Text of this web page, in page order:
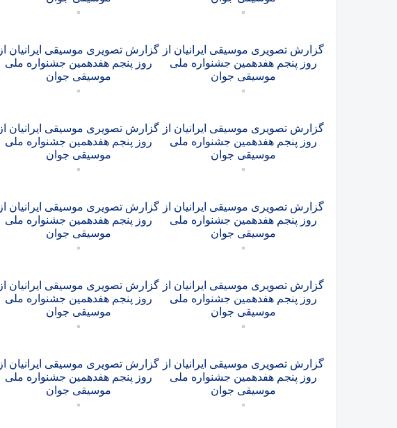
گزارش تصویری موسیقی ایرانیان از
روز پنجم هفدهمین جشنواره ملی
موسیقی جوان
گزارش تصویری موسیقی ایرانیان از
روز پنجم هفدهمین جشنواره ملی
موسیقی جوان
گزارش تصویری موسیقی ایرانیان از
روز پنجم هفدهمین جشنواره ملی
موسیقی جوان
گزارش تصویری موسیقی ایرانیان از
روز پنجم هفدهمین جشنواره ملی
موسیقی جوان
گزارش تصویری موسیقی ایرانیان از
روز پنجم هفدهمین جشنواره ملی
موسیقی جوان
گزارش تصویری موسیقی ایرانیان از
روز پنجم هفدهمین جشنواره ملی
موسیقی جوان
گزارش تصویری موسیقی ایرانیان از
روز پنجم هفدهمین جشنواره ملی
موسیقی جوان
گزارش تصویری موسیقی ایرانیان از
روز پنجم هفدهمین جشنواره ملی
موسیقی جوان
گزارش تصویری موسیقی ایرانیان از
روز پنجم هفدهمین جشنواره ملی
موسیقی جوان
گزارش تصویری موسیقی ایرانیان از
روز پنجم هفدهمین جشنواره ملی
موسیقی جوان